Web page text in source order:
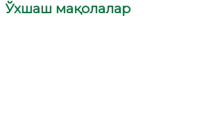
Ўхшаш мақолалар